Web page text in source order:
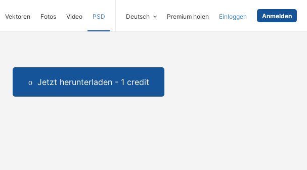
Vektoren Fotos Video PSD Deutsch Premium holen Einloggen Anmelden
Jetzt herunterladen - 1 credit